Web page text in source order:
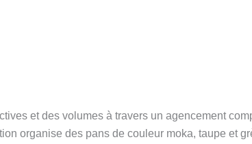
et des volumes à travers un agencement
organise des pans de couleur moka, taupe et